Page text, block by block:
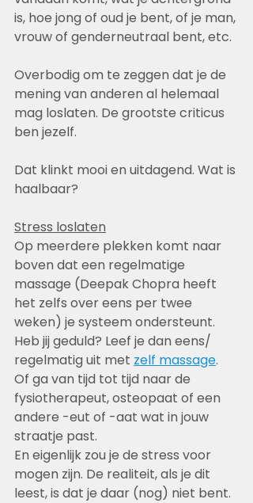
is, hoe jong of oud je bent, of je man,
vrouw of genderneutraal bent, etc.
Overbodig om te zeggen dat je de
mening van anderen al helemaal
mag loslaten. De grootste criticus
ben jezelf.
Dat klinkt mooi en uitdagend. Wat is
haalbaar?
Stress loslaten
Op meerdere plekken komt naar
boven dat een regelmatige
massage (Deepak Chopra heeft
het zelfs over eens per twee
weken) je systeem ondersteunt.
Heb jij geduld? Leef je dan eens/
regelmatig uit met zelf massage.
Of ga van tijd tot tijd naar de
fysiotherapeut, osteopaat of een
andere -eut of -aat wat in jouw
straatje past.
En eigenlijk zou je de stress voor
mogen zijn. De realiteit, als je dit
leest, is dat je daar (nog) niet bent.